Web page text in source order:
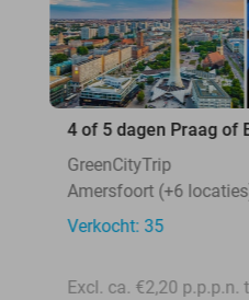
4 of 5 dagen Praag of
GreenCityTrip
Amersfoort (+6
Verkocht: 35